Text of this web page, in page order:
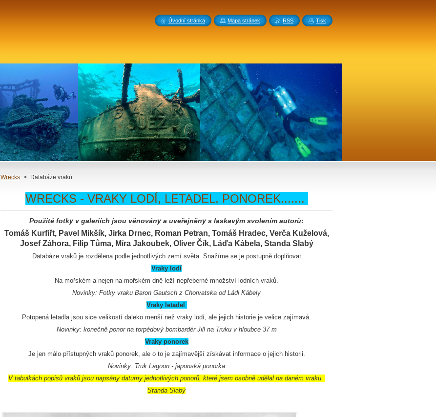
Wrecks > Databáze vraků
WRECKS - VRAKY LODÍ, LETADEL, PONOREK.......
Použité fotky v galeriích jsou věnovány a uveřejněny s laskavým svolením autorů:
Tomáš Kurfiřt, Pavel Mikšík, Jirka Drnec, Roman Petran, Tomáš Hradec, Verča Kuželová,
Josef Záhora, Filip Tůma, Míra Jakoubek, Oliver Čík, Láďa Kábela, Standa Slabý
Databáze vraků je rozdělena podle jednotlivých zemí světa. Snažíme se je postupně doplňovat.
Vraky lodí
Na mořském a nejen na mořském dně leží nepřeberné množství lodních vraků.
Novinky: Fotky vraku Baron Gautsch z Chorvatska od Ládi Kábely
Vraky letadel
Potopená letadla jsou sice velikostí daleko menší než vraky lodí, ale jejich historie je velice zajímavá.
Novinky: konečně ponor na torpédový bombardér Jill na Truku v hloubce 37 m
Vraky ponorek
Je jen málo přístupných vraků ponorek, ale o to je zajímavější získávat informace o jejich historii.
Novinky: Truk Lagoon - japonská ponorka
V tabulkách popisů vraků jsou napsány datumy jednotlivých ponorů, které jsem osobně udělal na daném vraku.
Standa Slabý
Úvodní stránka Mapa stránek RSS Tisk